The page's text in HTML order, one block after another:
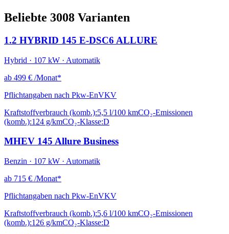
Beliebte 3008 Varianten
1.2 HYBRID 145 E-DSC6 ALLURE
Hybrid · 107 kW · Automatik
ab 499 € /Monat*
Pflichtangaben nach Pkw-EnVKV
Kraftstoffverbrauch (komb.):5,5 l/100 kmCO₂-Emissionen
(komb.):124 g/kmCO₂-Klasse:D
MHEV 145 Allure Business
Benzin · 107 kW · Automatik
ab 715 € /Monat*
Pflichtangaben nach Pkw-EnVKV
Kraftstoffverbrauch (komb.):5,6 l/100 kmCO₂-Emissionen
(komb.):126 g/kmCO₂-Klasse:D